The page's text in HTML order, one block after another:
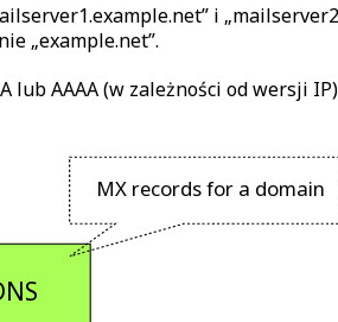
i
„example.net”.
AAAA (w zależności od wersji
MX records for a domain